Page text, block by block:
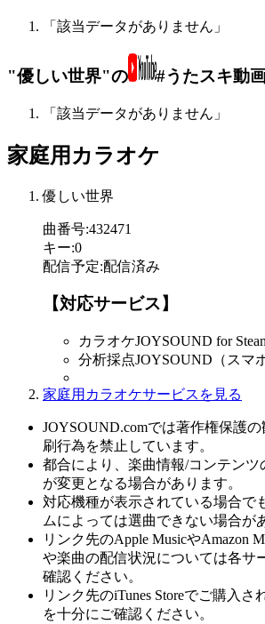
「該当データがありません」
"優しい世界"の #うたスキ動
「該当データがありません」
家庭用カラオケ
優しい世界
曲番号:432471
キー:0
配信予定:配信済み
【対応サービス】
カラオケJOYSOUND for
分析採点JOYSOUND（スマ
家庭用カラオケサービスを見る
JOYSOUND.comでは著作権保護
刷行為を禁止しています。
都合により、楽曲情報/コンテンツ
が変更となる場合があります。
対応機種が表示されている場合で
ムによっては選曲できない場合が
リンク先のApple MusicやAmazon
や楽曲の配信状況については各サ
確認ください。
リンク先のiTunes Storeでご購入さ
を十分にご確認ください。